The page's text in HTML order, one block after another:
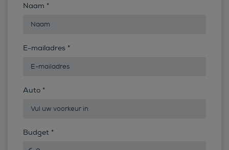
Naam *
E-mailadres *
Auto *
Budget *